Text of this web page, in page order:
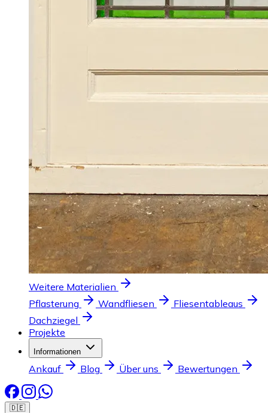
Weitere Materialien
Pflasterung
Wandfliesen
Fliesentableaus
Dachziegel
Projekte
Informationen
Ankauf Blog Über uns Bewertungen
🇩🇪